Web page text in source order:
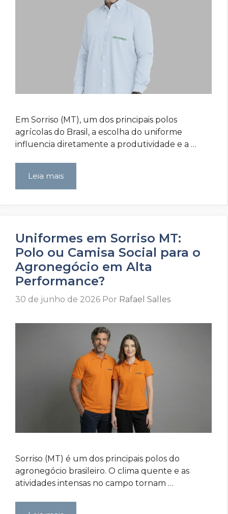
Em Sorriso (MT), um dos principais polos
agrícolas do Brasil, a escolha do uniforme
influencia diretamente a produtividade e a …
Leia mais
Uniformes em Sorriso MT:
Polo ou Camisa Social para o
Agronegócio em Alta
Performance?
30 de junho de 2026 Por Rafael Salles
Sorriso (MT) é um dos principais polos do
agronegócio brasileiro. O clima quente e as
atividades intensas no campo tornam …